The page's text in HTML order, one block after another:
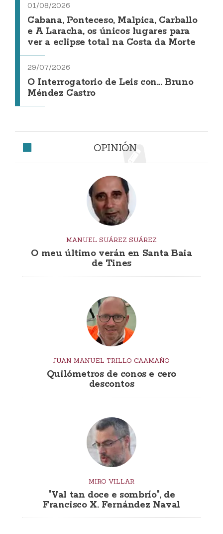
01/08/2026
Cabana, Ponteceso, Malpica, Carballo
e A Laracha, os únicos lugares para
ver a eclipse total na Costa da Morte
29/07/2026
O Interrogatorio de Leis con... Bruno
Méndez Castro
OPINIÓN
MANUEL SUÁREZ SUÁREZ
O meu último verán en Santa Baia
de Tines
JUAN MANUEL TRILLO CAAMAÑO
Quilómetros de conos e cero
descontos
MIRO VILLAR
"Val tan doce e sombrío", de
Francisco X. Fernández Naval